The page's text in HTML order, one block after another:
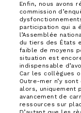
Enfin, nous avons
commission
participation qui a
l’Assemblée
du tiers des États
faible de moyens
situation est
indispensable
Car les collègues
Outre-mer n’y
alors, uniquement
avancement de
ressources sur